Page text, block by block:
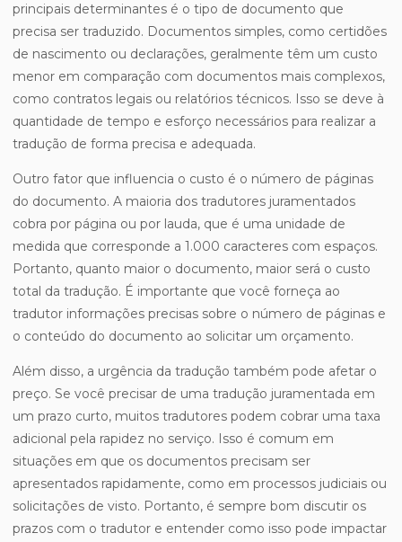
principais determinantes é o tipo de documento que
precisa ser traduzido. Documentos simples, como certidões
de nascimento ou declarações, geralmente têm um custo
menor em comparação com documentos mais complexos,
como contratos legais ou relatórios técnicos. Isso se deve à
quantidade de tempo e esforço necessários para realizar a
tradução de forma precisa e adequada.
Outro fator que influencia o custo é o número de páginas
do documento. A maioria dos tradutores juramentados
cobra por página ou por lauda, que é uma unidade de
medida que corresponde a 1.000 caracteres com espaços.
Portanto, quanto maior o documento, maior será o custo
total da tradução. É importante que você forneça ao
tradutor informações precisas sobre o número de páginas e
o conteúdo do documento ao solicitar um orçamento.
Além disso, a urgência da tradução também pode afetar o
preço. Se você precisar de uma tradução juramentada em
um prazo curto, muitos tradutores podem cobrar uma taxa
adicional pela rapidez no serviço. Isso é comum em
situações em que os documentos precisam ser
apresentados rapidamente, como em processos judiciais ou
solicitações de visto. Portanto, é sempre bom discutir os
prazos com o tradutor e entender como isso pode impactar